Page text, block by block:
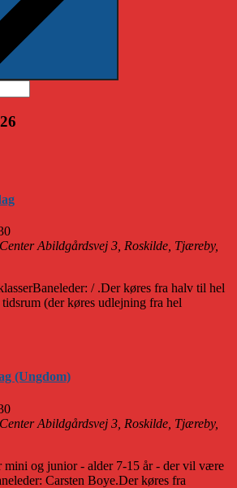
Abildgårdsvej 3, Roskilde, Tjæreby,
/ .Der køres fra halv til hel
(der køres udlejning fra hel
(Ungdom)
Abildgårdsvej 3, Roskilde, Tjæreby,
og junior - alder 7-15 år - der vil være
Carsten Boye.Der køres fra